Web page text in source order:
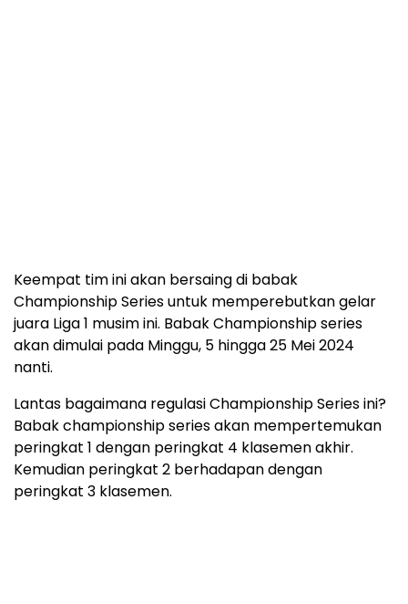
Keempat tim ini akan bersaing di babak
Championship Series untuk memperebutkan gelar
juara Liga 1 musim ini. Babak Championship series
akan dimulai pada Minggu, 5 hingga 25 Mei 2024
nanti.
Lantas bagaimana regulasi Championship Series ini?
Babak championship series akan mempertemukan
peringkat 1 dengan peringkat 4 klasemen akhir.
Kemudian peringkat 2 berhadapan dengan
peringkat 3 klasemen.